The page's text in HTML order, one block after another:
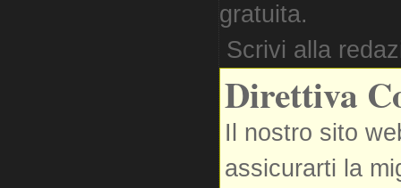
gratuita.
Scrivi alla
Direttiva
Il nostro sito
assicurarti la